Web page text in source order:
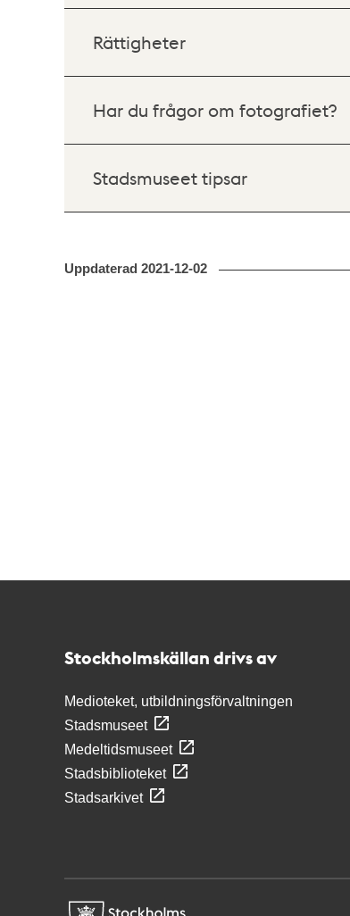
Rättigheter
Har du frågor om fotografiet?
Stadsmuseet tipsar
Uppdaterad 2021-12-02
Stockholmskällan drivs av
Medioteket, utbildningsförvaltningen
Stadsmuseet
Medeltidsmuseet
Stadsbiblioteket
Stadsarkivet